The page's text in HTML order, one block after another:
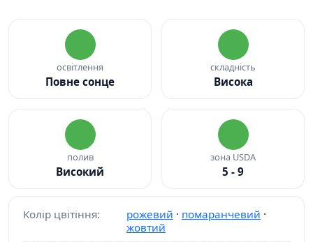
освітлення
Повне сонце
складність
Висока
полив
Високий
зона USDA
5 - 9
Колір цвітіння: рожевий · помаранчевий ·
жовтий